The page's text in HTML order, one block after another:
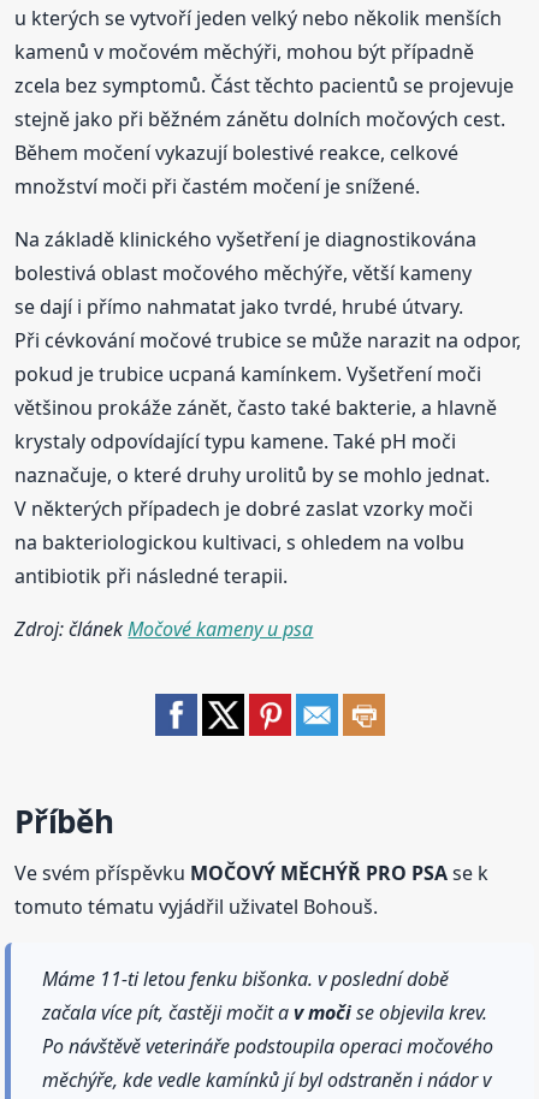
u kterých se vytvoří jeden velký nebo několik menších
kamenů v močovém měchýři, mohou být případně
zcela bez symptomů. Část těchto pacientů se projevuje
stejně jako při běžném zánětu dolních močových cest.
Během močení vykazují bolestivé reakce, celkové
množství moči při častém močení je snížené.
Na základě klinického vyšetření je diagnostikována
bolestivá oblast močového měchýře, větší kameny
se dají i přímo nahmatat jako tvrdé, hrubé útvary.
Při cévkování močové trubice se může narazit na odpor,
pokud je trubice ucpaná kamínkem. Vyšetření moči
většinou prokáže zánět, často také bakterie, a hlavně
krystaly odpovídající typu kamene. Také pH moči
naznačuje, o které druhy urolitů by se mohlo jednat.
V některých případech je dobré zaslat vzorky moči
na bakteriologickou kultivaci, s ohledem na volbu
antibiotik při následné terapii.
Zdroj: článekMočové kameny u psa
Příběh
Ve svém příspěvku MOČOVÝ MĚCHÝŘ PRO PSAse k
tomuto tématu vyjádřil uživatel Bohouš.
Máme 11-ti letou fenku bišonka. v poslední době
začala více pít, častěji močit av močise objevila krev.
Po návštěvě veterináře podstoupila operaci močového
měchýře, kde vedle kamínků jí byl odstraněn i nádor v